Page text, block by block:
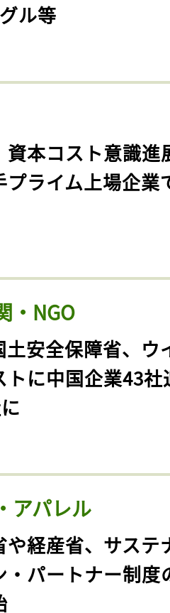
ル等
資本コスト意識進
プライム上場企業
・NGO
土安全保障省、ウ
トに中国企業43社
アパレル
や経産省、サステ
・パートナー制度